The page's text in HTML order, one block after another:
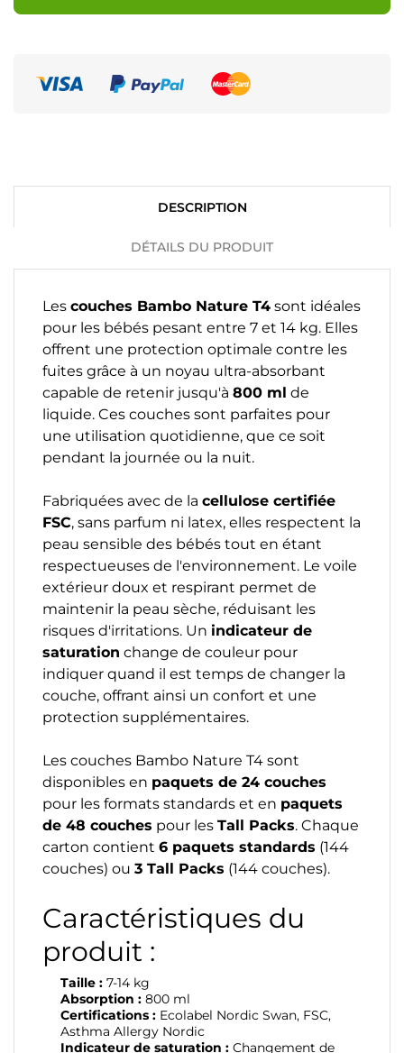
DESCRIPTION
DÉTAILS DU PRODUIT
Les couches Bambo Nature T4 sont idéales
pour les bébés pesant entre 7 et 14 kg. Elles
offrent une protection optimale contre les
fuites grâce à un noyau ultra-absorbant
capable de retenir jusqu'à 800 ml de
liquide. Ces couches sont parfaites pour
une utilisation quotidienne, que ce soit
pendant la journée ou la nuit.
Fabriquées avec de la cellulose certifiée
FSC, sans parfum ni latex, elles respectent la
peau sensible des bébés tout en étant
respectueuses de l'environnement. Le voile
extérieur doux et respirant permet de
maintenir la peau sèche, réduisant les
risques d'irritations. Un indicateur de
saturation change de couleur pour
indiquer quand il est temps de changer la
couche, offrant ainsi un confort et une
protection supplémentaires.
Les couches Bambo Nature T4 sont
disponibles en paquets de 24 couches
pour les formats standards et en paquets
de 48 couches pour les Tall Packs. Chaque
carton contient 6 paquets standards (144
couches) ou 3 Tall Packs (144 couches).
Caractéristiques du
produit :
Taille : 7-14 kg
Absorption : 800 ml
Certifications : Ecolabel Nordic Swan, FSC,
Asthma Allergy Nordic
Indicateur de saturation : Changement de